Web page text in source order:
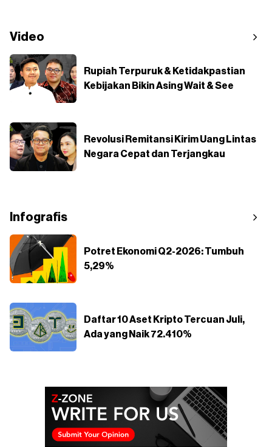
Video
Rupiah Terpuruk & Ketidakpastian
Kebijakan Bikin Asing Wait & See
Revolusi Remitansi Kirim Uang Lintas
Negara Cepat dan Terjangkau
Infografis
Potret Ekonomi Q2-2026: Tumbuh
5,29%
Daftar 10 Aset Kripto Tercuan Juli,
Ada yang Naik 72.410%